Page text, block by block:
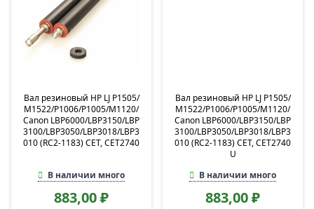
Вал резиновый HP LJ P1505/
M1522/P1006/P1005/M1120/
Canon LBP6000/LBP3150/LBP
3100/LBP3050/LBP3018/LBP3
010 (RC2-1183) CET, CET2740
В наличии много
883,00 ₽
Вал резиновый HP LJ P1505/
M1522/P1006/P1005/M1120/
Canon LBP6000/LBP3150/LBP
3100/LBP3050/LBP3018/LBP3
010 (RC2-1183) CET, CET2740
U
В наличии много
883,00 ₽